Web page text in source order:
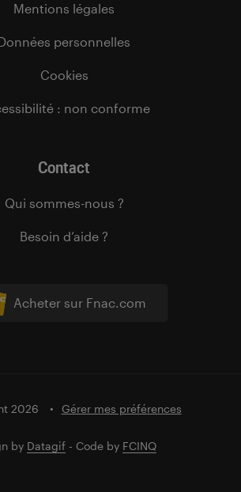
Acheter sur Fnac.com
Mentions légales
personnelles
Cookies
: non conforme
Contact
Qui sommes-nous ?
Besoin d’aide ?
2026 Gérer mes préférences
by Datagif - Code by FCINQ